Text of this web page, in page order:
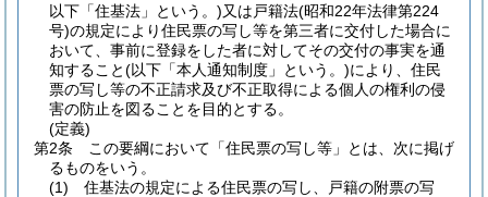
以下「住基法」という。)又は戸籍法(昭和22年法律第224
号)の規定により住民票の写し等を第三者に交付した場合に
おいて、事前に登録をした者に対してその交付の事実を通
知すること(以下「本人通知制度」という。)により、住民
票の写し等の不正請求及び不正取得による個人の権利の侵
害の防止を図ることを目的とする。
(定義)
第2条
この要綱において「住民票の写し等」とは、次に掲げ
るものをいう。
(1)
住基法の規定による住民票の写し、戸籍の附票の写